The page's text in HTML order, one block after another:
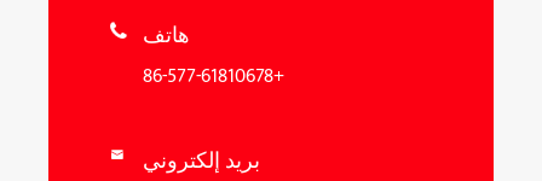
 هاتف
+86-577-61810678
 بريد إلكتروني